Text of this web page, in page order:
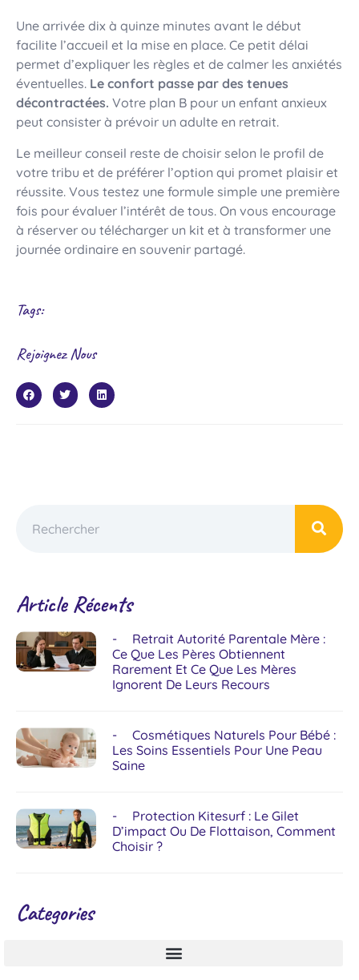
Une arrivée dix à quinze minutes avant le début
facilite l’accueil et la mise en place. Ce petit délai
permet d’expliquer les règles et de calmer les anxiétés
éventuelles. Le confort passe par des tenues
décontractées. Votre plan B pour un enfant anxieux
peut consister à prévoir un adulte en retrait.
Le meilleur conseil reste de choisir selon le profil de
votre tribu et de préférer l’option qui promet plaisir et
réussite. Vous testez une formule simple une première
fois pour évaluer l’intérêt de tous. On vous encourage
à réserver ou télécharger un kit et à transformer une
journée ordinaire en souvenir partagé.
Tags:
Rejoignez Nous
Article Récents
Retrait Autorité Parentale Mère :
Ce Que Les Pères Obtiennent
Rarement Et Ce Que Les Mères
Ignorent De Leurs Recours
Cosmétiques Naturels Pour Bébé :
Les Soins Essentiels Pour Une Peau
Saine
Protection Kitesurf : Le Gilet
D’impact Ou De Flottaison, Comment
Choisir ?
Categories